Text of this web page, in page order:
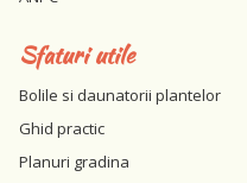
Sfaturi utile
Bolile si daunatorii plantelor
Ghid practic
Planuri gradina